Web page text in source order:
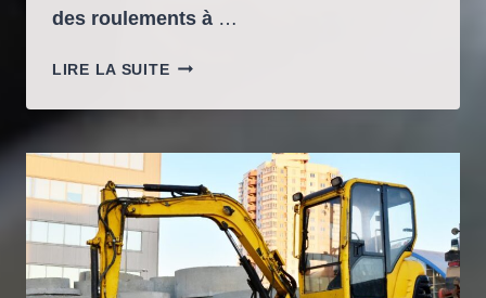
des roulements à …
LIRE LA SUITEL’ÉVOLUTION
ROULEMENTS
:
DE
ROUE
ANTIQUE